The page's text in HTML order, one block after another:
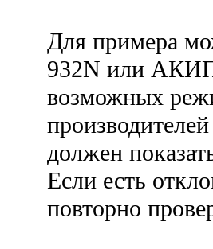
Для примера
932N или АКИП
возможных
должен
Если есть
повторно